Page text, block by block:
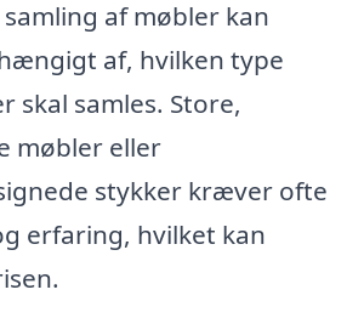
af møbler kan
af, hvilken type
skal samles. Store,
møbler eller
stykker kræver ofte
erfaring, hvilket kan